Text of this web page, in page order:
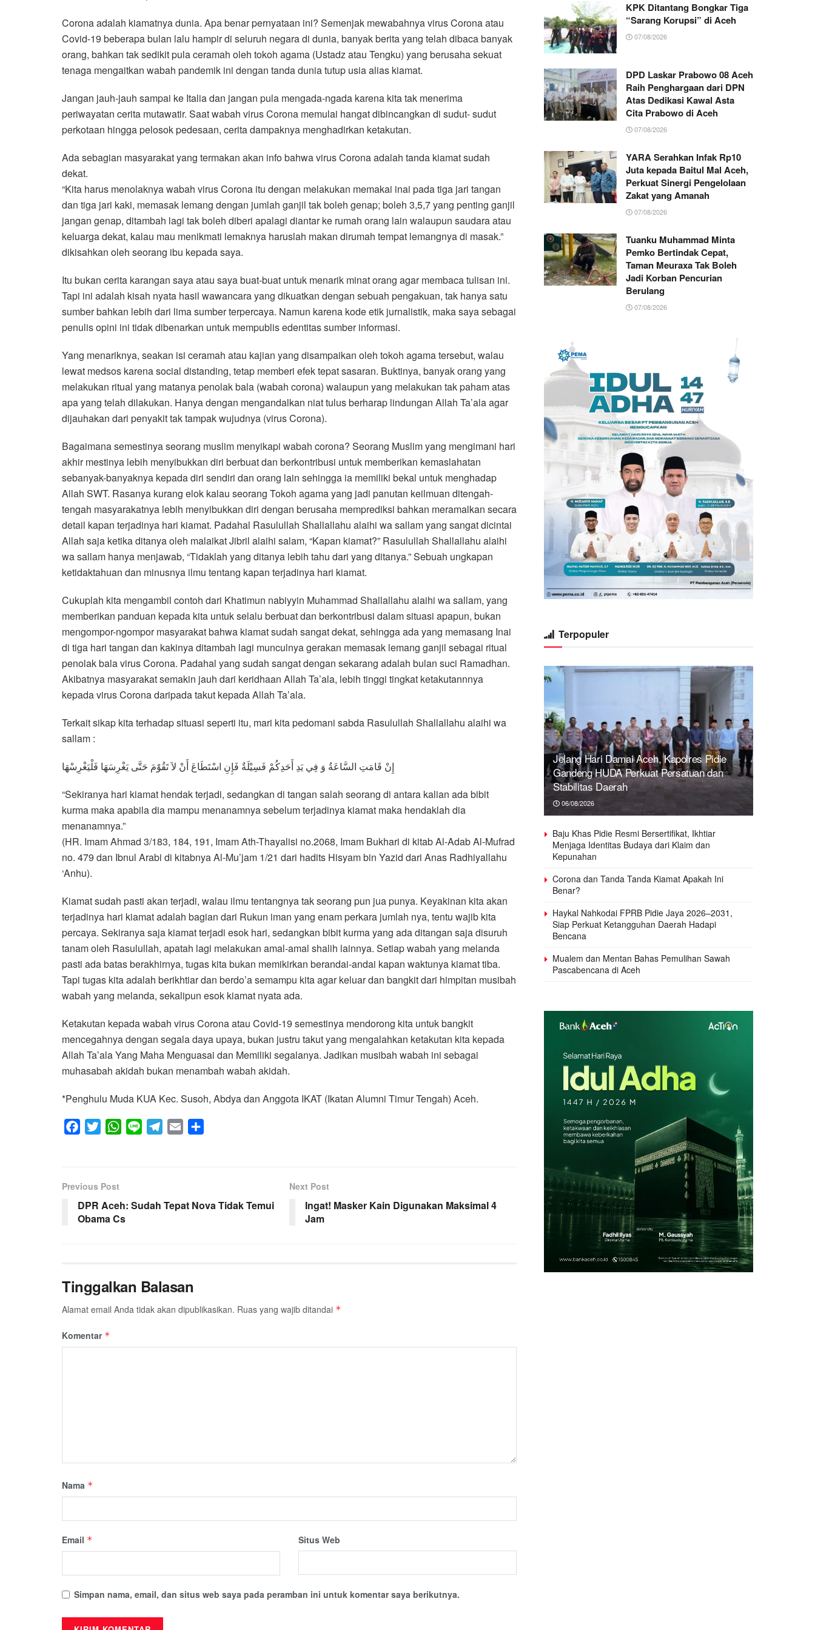
b
o
o
k
t
e
r
s
A
p
p
g
r
a
m
l
e
Corona adalah kiamatnya dunia. Apa benar pernyataan ini? Semenjak mewabahnya virus Corona atau
Covid-19 beberapa bulan lalu hampir di seluruh negara di dunia, banyak berita yang telah dibaca banyak
orang, bahkan tak sedikit pula ceramah oleh tokoh agama (Ustadz atau Tengku) yang berusaha sekuat
tenaga mengaitkan wabah pandemik ini dengan tanda dunia tutup usia alias kiamat.
Jangan jauh-jauh sampai ke Italia dan jangan pula mengada-ngada karena kita tak menerima
periwayatan cerita mutawatir. Saat wabah virus Corona memulai hangat dibincangkan di sudut- sudut
perkotaan hingga pelosok pedesaan, cerita dampaknya menghadirkan ketakutan.
Ada sebagian masyarakat yang termakan akan info bahwa virus Corona adalah tanda kiamat sudah
dekat.
“Kita harus menolaknya wabah virus Corona itu dengan melakukan memakai inai pada tiga jari tangan
dan tiga jari kaki, memasak lemang dengan jumlah ganjil tak boleh genap; boleh 3,5,7 yang penting ganjil
jangan genap, ditambah lagi tak boleh diberi apalagi diantar ke rumah orang lain walaupun saudara atau
keluarga dekat, kalau mau menikmati lemaknya haruslah makan dirumah tempat lemangnya di masak.”
dikisahkan oleh seorang ibu kepada saya.
Itu bukan cerita karangan saya atau saya buat-buat untuk menarik minat orang agar membaca tulisan ini.
Tapi ini adalah kisah nyata hasil wawancara yang dikuatkan dengan sebuah pengakuan, tak hanya satu
sumber bahkan lebih dari lima sumber terpercaya. Namun karena kode etik jurnalistik, maka saya sebagai
penulis opini ini tidak dibenarkan untuk mempublis edentitas sumber informasi.
Yang menariknya, seakan isi ceramah atau kajian yang disampaikan oleh tokoh agama tersebut, walau
lewat medsos karena social distanding, tetap memberi efek tepat sasaran. Buktinya, banyak orang yang
melakukan ritual yang matanya penolak bala (wabah corona) walaupun yang melakukan tak paham atas
apa yang telah dilakukan. Hanya dengan mengandalkan niat tulus berharap lindungan Allah Ta’ala agar
dijauhakan dari penyakit tak tampak wujudnya (virus Corona).
Bagaimana semestinya seorang muslim menyikapi wabah corona? Seorang Muslim yang mengimani hari
akhir mestinya lebih menyibukkan diri berbuat dan berkontribusi untuk memberikan kemaslahatan
sebanyak-banyaknya kepada diri sendiri dan orang lain sehingga ia memiliki bekal untuk menghadap
Allah SWT. Rasanya kurang elok kalau seorang Tokoh agama yang jadi panutan keilmuan ditengah-
tengah masyarakatnya lebih menyibukkan diri dengan berusaha memprediksi bahkan meramalkan secara
detail kapan terjadinya hari kiamat. Padahal Rasulullah Shallallahu alaihi wa sallam yang sangat dicintai
Allah saja ketika ditanya oleh malaikat Jibril alaihi salam, “Kapan kiamat?” Rasulullah Shallallahu alaihi
wa sallam hanya menjawab, “Tidaklah yang ditanya lebih tahu dari yang ditanya.” Sebuah ungkapan
ketidaktahuan dan minusnya ilmu tentang kapan terjadinya hari kiamat.
Cukuplah kita mengambil contoh dari Khatimun nabiyyin Muhammad Shallallahu alaihi wa sallam, yang
memberikan panduan kepada kita untuk selalu berbuat dan berkontribusi dalam situasi apapun, bukan
mengompor-ngompor masyarakat bahwa kiamat sudah sangat dekat, sehingga ada yang memasang Inai
di tiga hari tangan dan kakinya ditambah lagi munculnya gerakan memasak lemang ganjil sebagai ritual
penolak bala virus Corona. Padahal yang sudah sangat dengan sekarang adalah bulan suci Ramadhan.
Akibatnya masyarakat semakin jauh dari keridhaan Allah Ta’ala, lebih tinggi tingkat ketakutannnya
kepada virus Corona daripada takut kepada Allah Ta’ala.
Terkait sikap kita terhadap situasi seperti itu, mari kita pedomani sabda Rasulullah Shallallahu alaihi wa
sallam :
إِنْ قَامَتِ السَّاعَةُ وَ فِي يَدِ أَحَدِكُمْ فَسِيْلَةٌ فَإِنِ اسْتَطَاعَ أَنْ لاَ تَقُوْمَ حَتَّى يَغْرِسَهَا فَلْيَغْرِسْهَا
“Sekiranya hari kiamat hendak terjadi, sedangkan di tangan salah seorang di antara kalian ada bibit
kurma maka apabila dia mampu menanamnya sebelum terjadinya kiamat maka hendaklah dia
menanamnya.”
(HR. Imam Ahmad 3/183, 184, 191, Imam Ath-Thayalisi no.2068, Imam Bukhari di kitab Al-Adab Al-Mufrad
no. 479 dan Ibnul Arabi di kitabnya Al-Mu’jam 1/21 dari hadits Hisyam bin Yazid dari Anas Radhiyallahu
‘Anhu).
Kiamat sudah pasti akan terjadi, walau ilmu tentangnya tak seorang pun jua punya. Keyakinan kita akan
terjadinya hari kiamat adalah bagian dari Rukun iman yang enam perkara jumlah nya, tentu wajib kita
percaya. Sekiranya saja kiamat terjadi esok hari, sedangkan bibit kurma yang ada ditangan saja disuruh
tanam oleh Rasulullah, apatah lagi melakukan amal-amal shalih lainnya. Setiap wabah yang melanda
pasti ada batas berakhirnya, tugas kita bukan memikirkan berandai-andai kapan waktunya kiamat tiba.
Tapi tugas kita adalah berikhtiar dan berdo’a semampu kita agar keluar dan bangkit dari himpitan musibah
wabah yang melanda, sekalipun esok kiamat nyata ada.
Ketakutan kepada wabah virus Corona atau Covid-19 semestinya mendorong kita untuk bangkit
mencegahnya dengan segala daya upaya, bukan justru takut yang mengalahkan ketakutan kita kepada
Allah Ta’ala Yang Maha Menguasai dan Memiliki segalanya. Jadikan musibah wabah ini sebagai
muhasabah akidah bukan menambah wabah akidah.
*Penghulu Muda KUA Kec. Susoh, Abdya dan Anggota IKAT (Ikatan Alumni Timur Tengah) Aceh.
b
o
o
t
e
r
W
A
p
r
Previous Post
DPR Aceh: Sudah Tepat Nova Tidak Temui
Obama Cs
Next Post
Ingat! Masker Kain Digunakan Maksimal 4
Jam
Tinggalkan Balasan
Alamat email Anda tidak akan dipublikasikan. Ruas yang wajib ditandai *
Komentar *
Nama *
Email * Situs Web
Simpan nama, email, dan situs web saya pada peramban ini untuk komentar saya berikutnya.
KPK Ditantang Bongkar Tiga
“Sarang Korupsi” di Aceh
07/08/2026
DPD Laskar Prabowo 08 Aceh
Raih Penghargaan dari DPN
Atas Dedikasi Kawal Asta
Cita Prabowo di Aceh
07/08/2026
YARA Serahkan Infak Rp10
Juta kepada Baitul Mal Aceh,
Perkuat Sinergi Pengelolaan
Zakat yang Amanah ‎
07/08/2026
Tuanku Muhammad Minta
Pemko Bertindak Cepat,
Taman Meuraxa Tak Boleh
Jadi Korban Pencurian
Berulang
07/08/2026
Terpopuler
Jelang Hari Damai Aceh, Kapolres Pidie
Gandeng HUDA Perkuat Persatuan dan
Stabilitas Daerah
06/08/2026
Baju Khas Pidie Resmi Bersertifikat, Ikhtiar
Menjaga Identitas Budaya dari Klaim dan
Kepunahan
Corona dan Tanda Tanda Kiamat Apakah Ini
Benar?
Haykal Nahkodai FPRB Pidie Jaya 2026–2031,
Siap Perkuat Ketangguhan Daerah Hadapi
Bencana
Mualem dan Mentan Bahas Pemulihan Sawah
Pascabencana di Aceh